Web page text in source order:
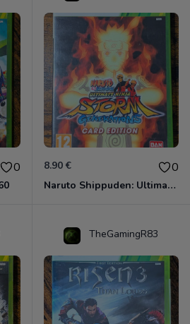
0 8.90 € 0
Naruto Shippuden: Ultimate Ninja Storm Generations - Card Edition Xbox 360
TheGamingR83